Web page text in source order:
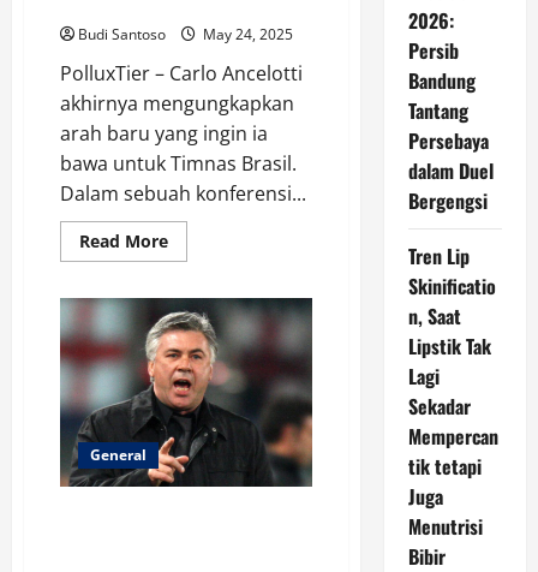
Budi Santoso May 24, 2025
PolluxTier – Carlo Ancelotti
akhirnya mengungkapkan
arah baru yang ingin ia
bawa untuk Timnas Brasil.
Dalam sebuah konferensi...
Read MoreRead
more
Ancelotti
Ungkap
Visi
Jangka
Panjang
untuk
Timnas
Brasil
General
2026:
Persib
Bandung
Tantang
Persebaya
dalam Duel
Bergengsi
Tren Lip
Skinificatio
n, Saat
Lipstik Tak
Lagi
Sekadar
Mempercan
tik tetapi
Juga
Menutrisi
Bibir